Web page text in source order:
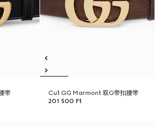
带
Cut GG Marmont 双G带扣腰带
201 500 Ft